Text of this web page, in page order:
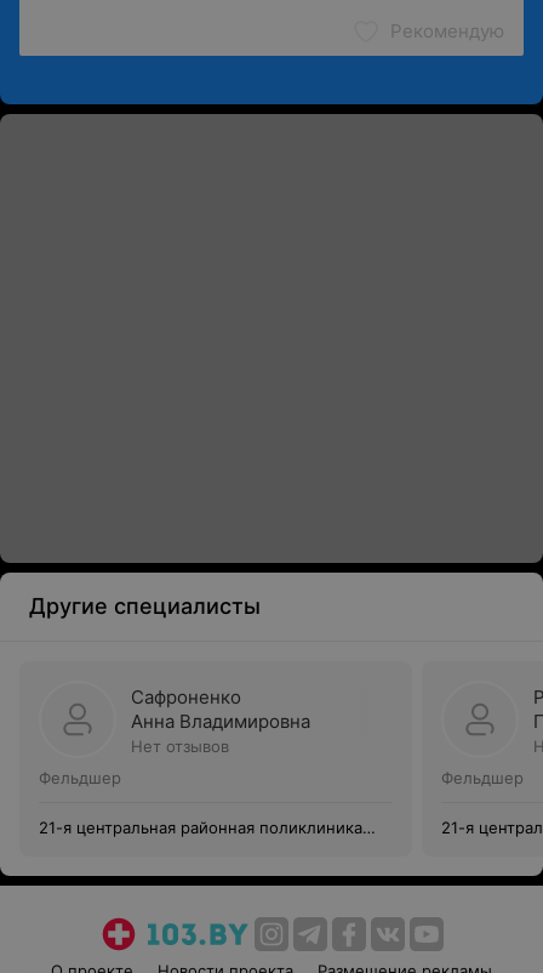
Рекомендую
Другие специалисты
Сафроненко
Анна Владимировна
Нет отзывов
Фельдшер
21-я центральная районная поликлиника
Фельдшер
21-я